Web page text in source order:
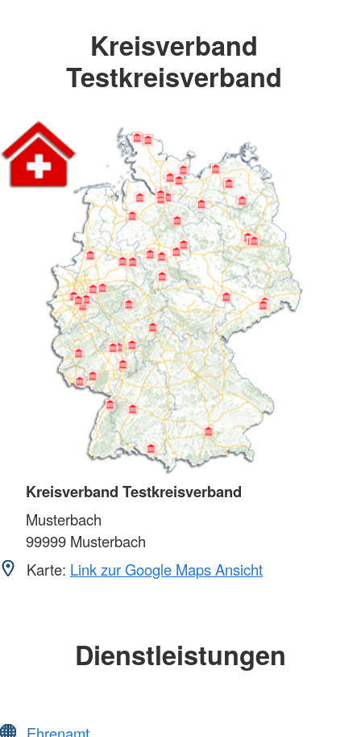
Kreisverband
Testkreisverband
Kreisverband Testkreisverband
Musterbach
99999 Musterbach
Karte: Link zur Google Maps Ansicht
Dienstleistungen
Ehrenamt